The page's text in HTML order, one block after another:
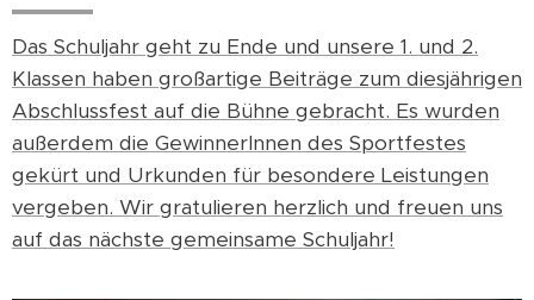
Das Schuljahr geht zu Ende und unsere 1. und 2.
Klassen haben großartige Beiträge zum diesjährigen
Abschlussfest auf die Bühne gebracht. Es wurden
außerdem die GewinnerInnen des Sportfestes
gekürt und Urkunden für besondere Leistungen
vergeben. Wir gratulieren herzlich und freuen uns
auf das nächste gemeinsame Schuljahr!